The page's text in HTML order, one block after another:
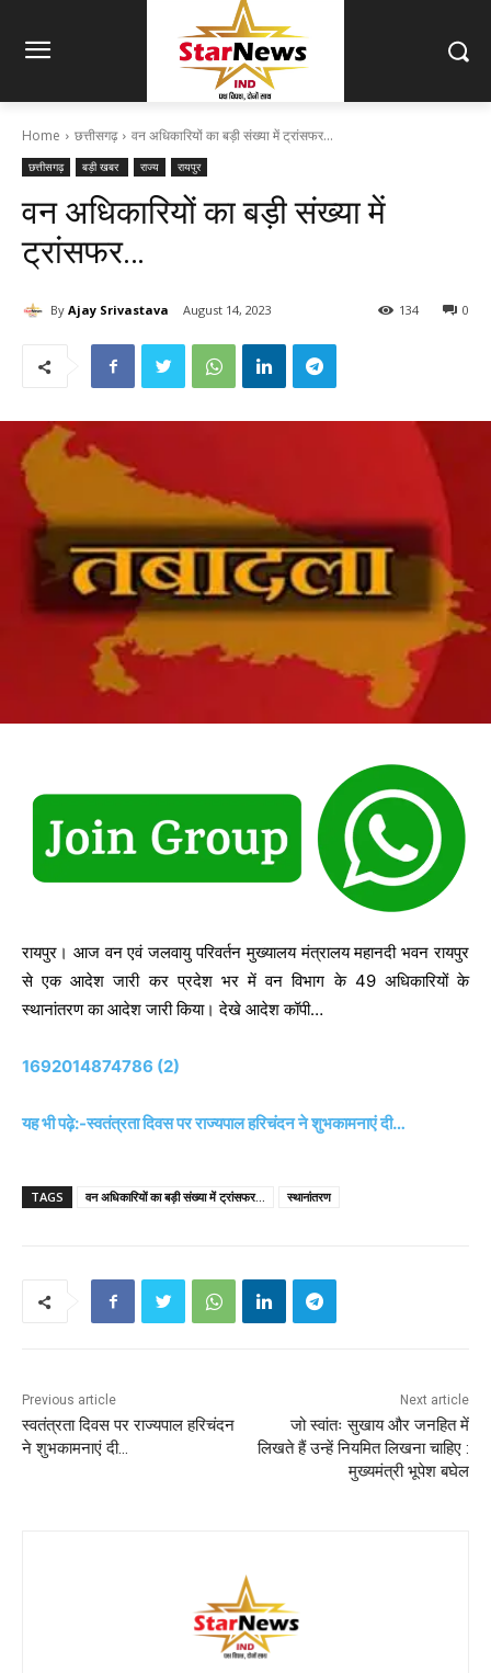
Home छत्तीसगढ़ वन अधिकारियों का बड़ी संख्या में ट्रांसफर...
छत्तीसगढ़ बड़ी खबर राज्य रायपुर
वन अधिकारियों का बड़ी संख्या में
ट्रांसफर…
By Ajay Srivastava August 14, 2023 0
134
रायपुर। आज वन एवं जलवायु परिवर्तन मुख्यालय मंत्रालय महानदी भवन रायपुर
से एक आदेश जारी कर प्रदेश भर में वन विभाग के 49 अधिकारियों के
स्थानांतरण का आदेश जारी किया। देखे आदेश कॉपी…
1692014874786 (2)
यह भी पढ़े:-स्वतंत्रता दिवस पर राज्यपाल हरिचंदन ने शुभकामनाएं दी…
TAGS वन अधिकारियों का बड़ी संख्या में ट्रांसफर... स्थानांतरण
Previous article
स्वतंत्रता दिवस पर राज्यपाल हरिचंदन
ने शुभकामनाएं दी…
Next article
जो स्वांतः सुखाय और जनहित में
लिखते हैं उन्हें नियमित लिखना चाहिए :
मुख्यमंत्री भूपेश बघेल